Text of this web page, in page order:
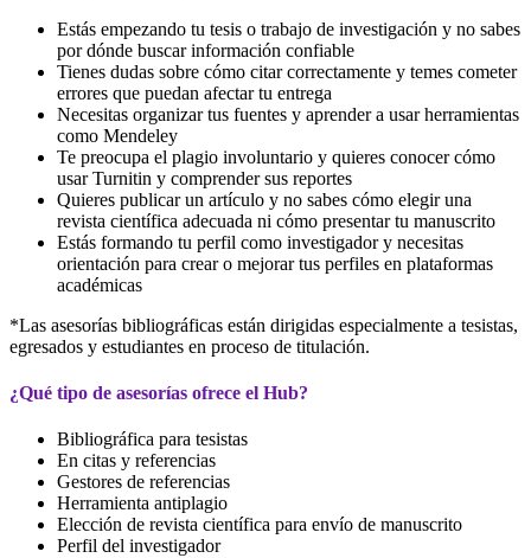
Estás empezando tu tesis o trabajo de investigación y no sabes
por dónde buscar información confiable
Tienes dudas sobre cómo citar correctamente y temes cometer
errores que puedan afectar tu entrega
Necesitas organizar tus fuentes y aprender a usar herramientas
como Mendeley
Te preocupa el plagio involuntario y quieres conocer cómo
usar Turnitin y comprender sus reportes
Quieres publicar un artículo y no sabes cómo elegir una
revista científica adecuada ni cómo presentar tu manuscrito
Estás formando tu perfil como investigador y necesitas
orientación para crear o mejorar tus perfiles en plataformas
académicas
*Las asesorías bibliográficas están dirigidas especialmente a tesistas,
egresados y estudiantes en proceso de titulación.
¿Qué tipo de asesorías ofrece el Hub?
Bibliográfica para tesistas
En citas y referencias
Gestores de referencias
Herramienta antiplagio
Elección de revista científica para envío de manuscrito
Perfil del investigador